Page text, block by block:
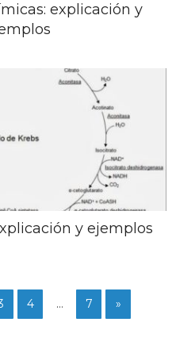
explicación y
y ejemplos
4 … 7 »